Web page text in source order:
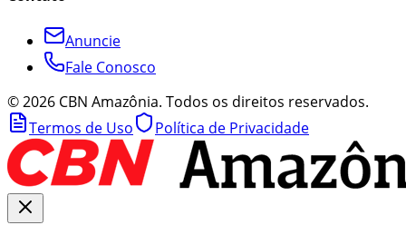
Anuncie
Fale Conosco
©2026 CBN Amazônia. Todos os direitos reservados.
Termos de Uso
Política de Privacidade